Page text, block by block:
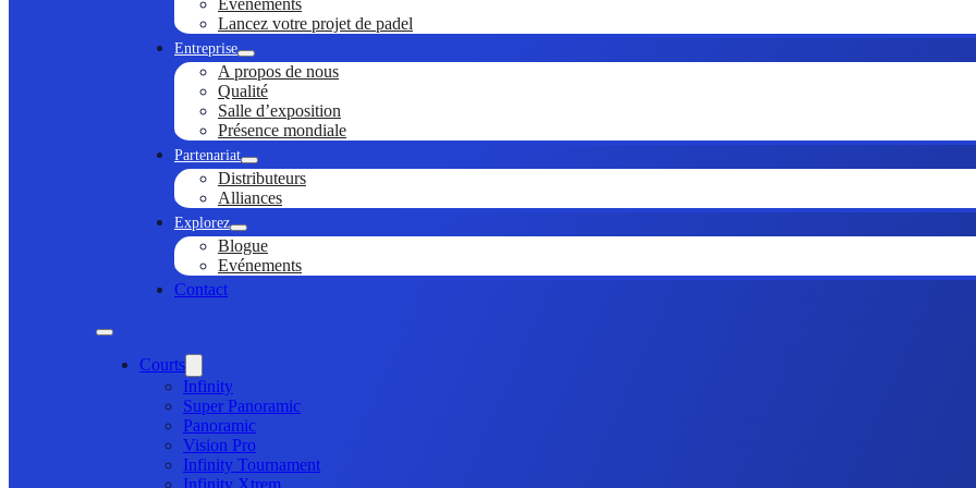
Evénements
Lancez votre projet de padel
Entreprise
A propos de nous
Qualité
Salle d’exposition
Présence mondiale
Partenariat
Distributeurs
Alliances
Explorez
Blogue
Evénements
Contact
Courts
Infinity
Super Panoramic
Panoramic
Vision Pro
Infinity Tournament